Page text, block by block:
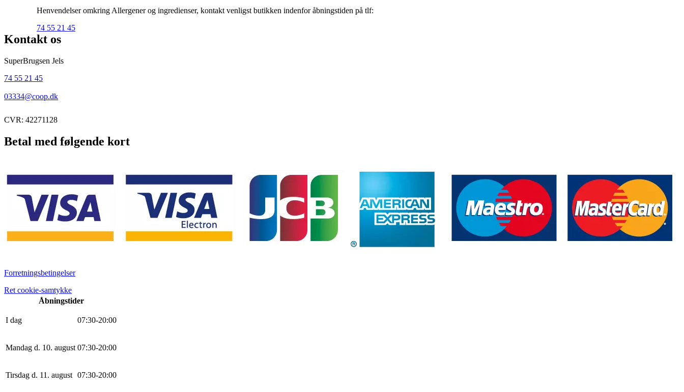
Henvendelser omkring Allergener og ingredienser, kontakt venligst butikken indenfor åbningstiden på tlf:
74 55 21 45
Kontakt os
SuperBrugsen Jels
74 55 21 45
03334@coop.dk
CVR: 42271128
Betal med følgende kort
Forretningsbetingelser
Ret cookie-samtykke
Åbningstider
I dag 07:30-20:00
Mandag d. 10. august 07:30-20:00
Tirsdag d. 11. august 07:30-20:00